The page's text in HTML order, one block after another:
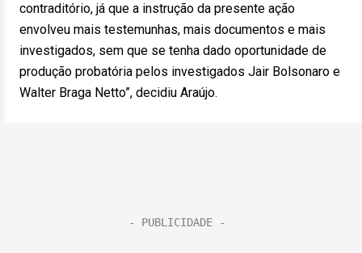
contraditório, já que a instrução da presente ação
envolveu mais testemunhas, mais documentos e mais
investigados, sem que se tenha dado oportunidade de
produção probatória pelos investigados Jair Bolsonaro e
Walter Braga Netto”, decidiu Araújo.